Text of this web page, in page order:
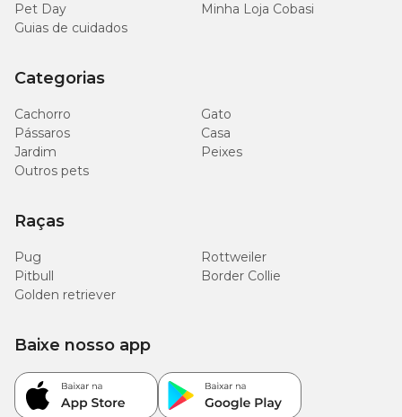
Pet Day
Minha Loja Cobasi
Guias de cuidados
Categorias
Cachorro
Gato
Pássaros
Casa
Jardim
Peixes
Outros pets
Raças
Pug
Rottweiler
Pitbull
Border Collie
Golden retriever
Baixe nosso app